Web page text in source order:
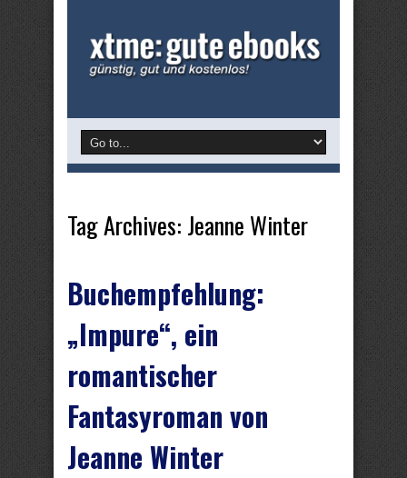
Tag Archives: Jeanne Winter
Buchempfehlung:
„Impure“, ein
romantischer
Fantasyroman von
Jeanne Winter